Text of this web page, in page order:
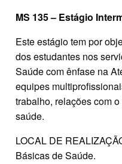
MS 135 – Estágio
Este estágio tem por
dos estudantes nos
Saúde com ênfase na
equipes
trabalho, relações com
saúde.
LOCAL DE
Básicas de Saúde.